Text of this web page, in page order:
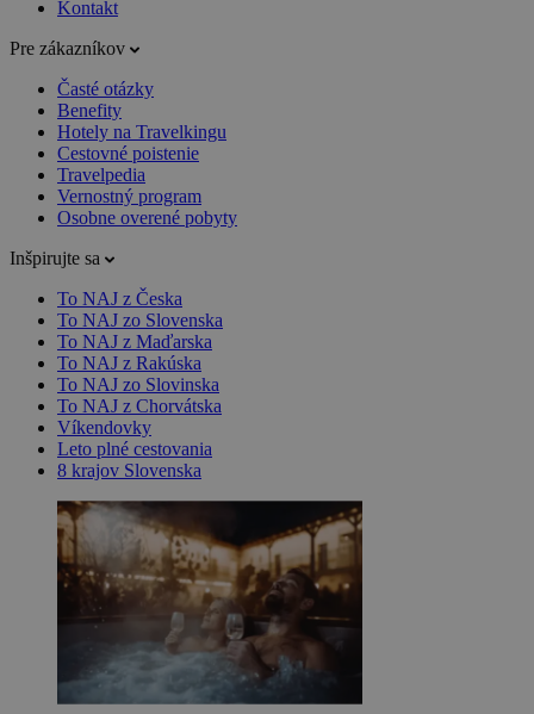
Kontakt
Pre zákazníkov
Časté otázky
Benefity
Hotely na Travelkingu
Cestovné poistenie
Travelpedia
Vernostný program
Osobne overené pobyty
Inšpirujte sa
To NAJ z Česka
To NAJ zo Slovenska
To NAJ z Maďarska
To NAJ z Rakúska
To NAJ zo Slovinska
To NAJ z Chorvátska
Víkendovky
Leto plné cestovania
8 krajov Slovenska